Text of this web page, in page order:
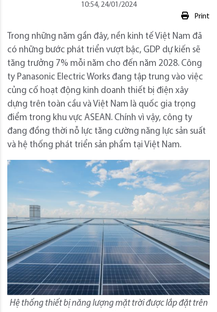
10:54, 24/01/2024
Print
Trong những năm gần đây, nền kinh tế Việt Nam đã
có những bước phát triển vượt bậc, GDP dự kiến sẽ
tăng trưởng 7% mỗi năm cho đến năm 2028. Công
ty Panasonic Electric Works đang tập trung vào việc
củng cố hoạt động kinh doanh thiết bị điện xây
dựng trên toàn cầu và Việt Nam là quốc gia trọng
điểm trong khu vực ASEAN. Chính vì vậy, công ty
đang đồng thời nỗ lực tăng cường năng lực sản suất
và hệ thống phát triển sản phẩm tại Việt Nam.
Hệ thống thiết bị năng lượng mặt trời được lắp đặt trên